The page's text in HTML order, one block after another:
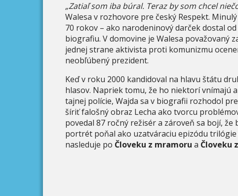
„Zatiaľ som iba búral. Teraz by som chcel
Walesa v rozhovore pre český Respekt.
70 rokov – ako narodeninový darček dostal
biografiu. V domovine je Walesa považovaný
jednej strane aktivista proti komunizmu
neobľúbený prezident.
Keď v roku 2000 kandidoval na hlavu štátu
hlasov. Napriek tomu, že ho niektorí vnímajú
tajnej polície, Wajda sa v biografii rozhodol
šíriť falošný obraz Lecha ako tvorcu
povedal 87 ročný režisér a zároveň sa bojí,
portrét poňal ako uzatváraciu epizódu
nasleduje po Človeku z mramoru a Človeku